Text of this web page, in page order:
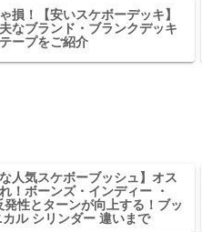
損！【安いスケボーデッキ】
なブランド・ブランクデッキ
ープをご紹介
な人気スケボーブッシュ】オス
！ボーンズ・インディー ・
発性とターンが向上する！ブッ
ル シリンダー 違いまで